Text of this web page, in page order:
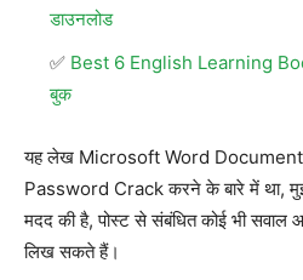
डाउनलोड
Best 6 English Learning
बुक
यह लेख Microsoft Word Document
Password Crack करने के बारे में था,
मदद की है, पोस्ट से संबंधित कोई भी
लिख सकते हैं।